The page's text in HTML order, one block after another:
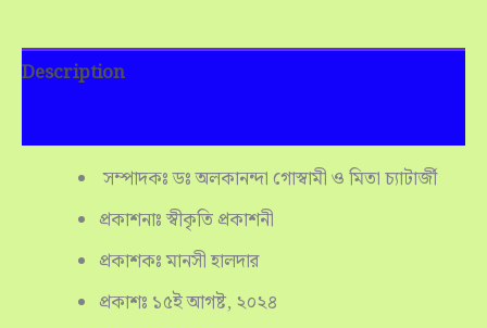
Description
সম্পাদকঃ ডঃ অলকানন্দা গোস্বামী ও মিতা চ্যাটার্জী
প্রকাশনাঃ স্বীকৃতি প্রকাশনী
প্রকাশকঃ মানসী হালদার
প্রকাশঃ ১৫ই আগষ্ট, ২০২৪